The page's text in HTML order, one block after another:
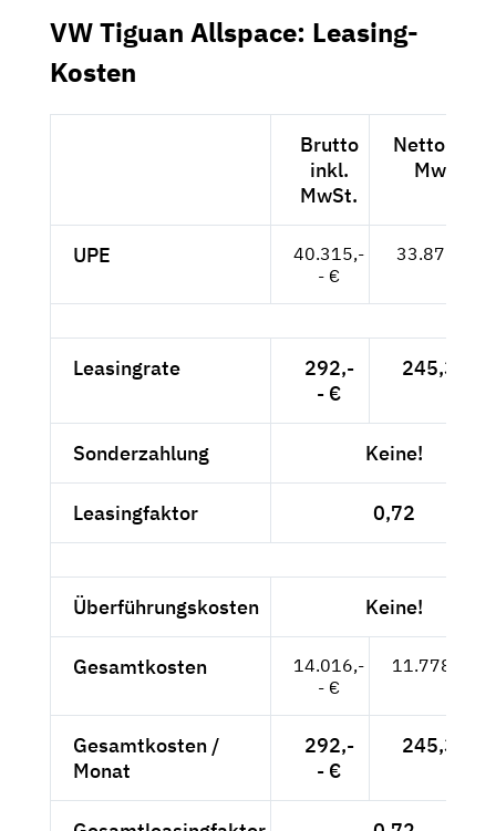
VW Tiguan Allspace: Leasing-
Kosten
Brutto
inkl.
MwSt.
Netto exkl.
MwSt.
UPE
40.315,-
- €
33.878,-- €
Leasingrate
292,-
- €
245,38 €
Sonderzahlung Keine!
Leasingfaktor 0,72
Überführungskosten Keine!
Gesamtkosten
14.016,-
- €
11.778,15 €
Gesamtkosten /
Monat
292,-
- €
245,38 €